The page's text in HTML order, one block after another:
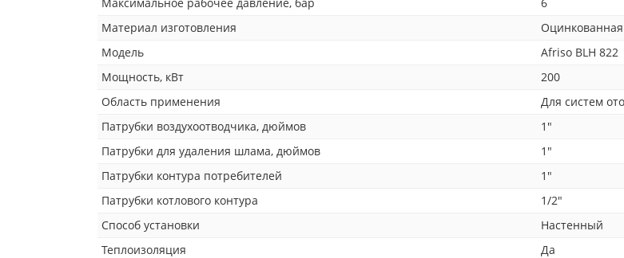
Материал изготовления
Оцинкованная
Модель
Afriso BLH 822
Мощность, кВт
200
Область применения
Для систем
Патрубки воздухоотводчика, дюймов
1"
Патрубки для удаления шлама, дюймов
1"
Патрубки контура потребителей
1"
Патрубки котлового контура
1/2"
Способ установки
Настенный
Теплоизоляция
Да